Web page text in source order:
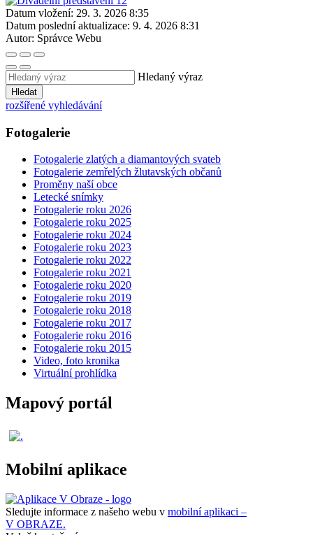
Datum vložení: 29. 3. 2026 8:35
Datum poslední aktualizace: 9. 4. 2026 8:31
Autor: Správce Webu
Hledaný výraz
Hledat
rozšířené vyhledávání
Fotogalerie
Fotogalerie zlatých a diamantových svateb
Fotogalerie zemřelých žlutavských občanů
Proměny naší obce
Letecké snímky
Fotogalerie roku 2026
Fotogalerie roku 2025
Fotogalerie roku 2024
Fotogalerie roku 2023
Fotogalerie roku 2022
Fotogalerie roku 2021
Fotogalerie roku 2020
Fotogalerie roku 2019
Fotogalerie roku 2018
Fotogalerie roku 2017
Fotogalerie roku 2016
Fotogalerie roku 2015
Video, foto kronika
Virtuální prohlídka
Mapový portál
Mobilní aplikace
Sledujte informace z našeho webu v mobilní aplikaci –
V OBRAZE.